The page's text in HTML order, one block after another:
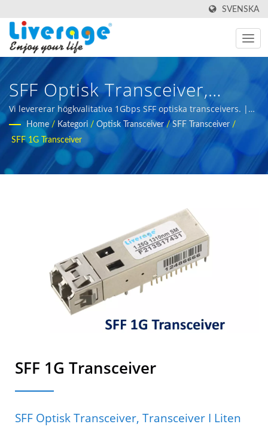
SVENSKA
SFF Optisk Transceiver,
Transceiver I Liten
Formfaktor |
Högpresterande
Vi levererar högkvalitativa 1Gbps SFF optiska transceivers. |
fiberoptisk mätutrustning för internationella köpare
Home / Kategori / Optisk Transceiver / SFF Transceiver /
SFF 1G Transceiver
SFF 1G Transceiver
SFF Optisk Transceiver, Transceiver I Liten